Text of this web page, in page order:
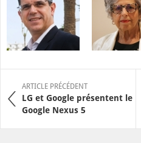
ARTICLE PRÉCÉDENT
LG et Google présentent le
Google Nexus 5